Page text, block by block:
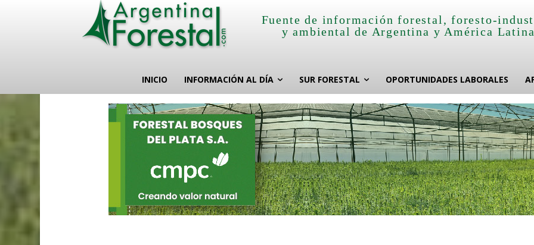
Fuente de información forestal, foresto-
y ambiental de Argentina y América
INICIO INFORMACIÓN AL DÍA SUR FORESTAL OPORTUNIDADES LABORALES